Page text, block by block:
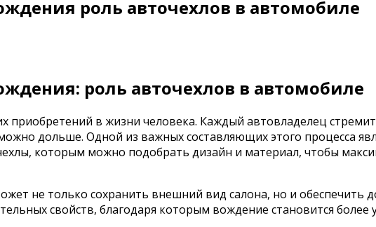
роль авточехлов в автомобиле
роль авточехлов в автомобиле
приобретений в жизни человека. Каждый автовладелец
дольше. Одной из важных составляющих этого процесса
которым можно подобрать дизайн и материал, чтобы
не только сохранить внешний вид салона, но и
свойств, благодаря которым вождение становится